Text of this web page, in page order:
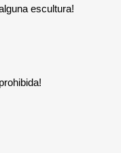
escultura!